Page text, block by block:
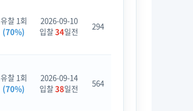
유찰 1회
(70%)
2026-09-10
입찰34일전 294
유찰 1회
(70%)
2026-09-14
입찰38일전 564